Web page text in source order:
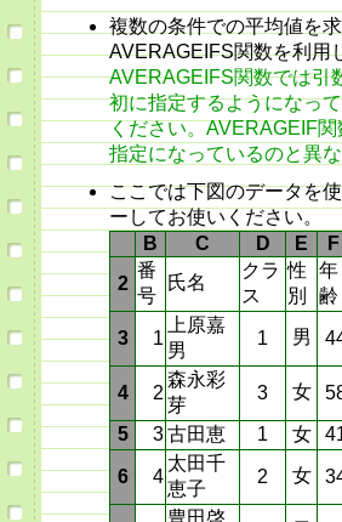
複数の条件での平均値を
AVERAGEIFS関数を利用
AVERAGEIFS関数では引
初に指定するようになっ
ください。AVERAGEIF
指定になっているのと異な
ここでは下図のデータを
ーしてお使いください。
B
C D E F
2
番
号
氏名
クラ
ス
性
別
年
齢
3 1
上原嘉
男
1 男
4 2
森永彩
芽
3 女
5 3古田恵 1 女
6 4
太田千
恵子
2 女